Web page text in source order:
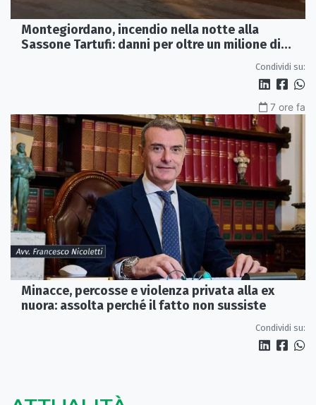
Montegiordano, incendio nella notte alla
Sassone Tartufi: danni per oltre un milione di
Condividi su:
7 ore fa
Minacce, percosse e violenza privata alla ex
nuora: assolta perché il fatto non sussiste
Condividi su: